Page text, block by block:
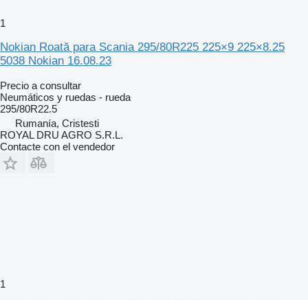
1
Nokian Roată para Scania 295/80R225 225×9 225×8.25
5038 Nokian 16.08.23
Precio a consultar
Neumáticos y ruedas - rueda
295/80R22.5
Rumanía, Cristesti
ROYAL DRU AGRO S.R.L.
Contacte con el vendedor
1